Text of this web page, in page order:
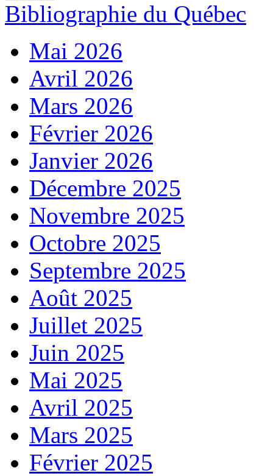
Bibliographie du Québec
Mai 2026
Avril 2026
Mars 2026
Février 2026
Janvier 2026
Décembre 2025
Novembre 2025
Octobre 2025
Septembre 2025
Août 2025
Juillet 2025
Juin 2025
Mai 2025
Avril 2025
Mars 2025
Février 2025